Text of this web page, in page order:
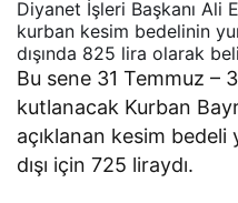
Diyanet İşleri Başkanı Ali
kurban kesim bedelinin
dışında 825 lira olarak
Bu sene 31 Temmuz –
kutlanacak Kurban
açıklanan kesim
dışı için 725 liraydı.